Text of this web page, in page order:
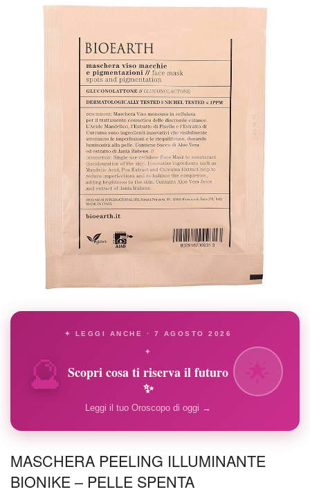
🔮
✦ LEGGI ANCHE · 7 AGOSTO 2026
✦
Scopri cosa ti riserva il futuro
✨
Leggi il tuo Oroscopo di oggi →
MASCHERA PEELING ILLUMINANTE
BIONIKE – PELLE SPENTA